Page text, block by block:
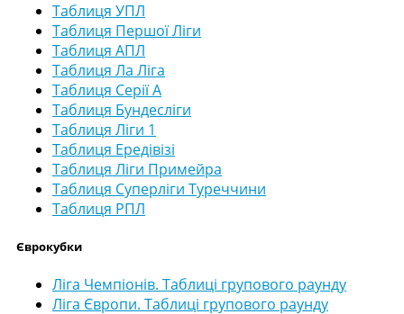
Таблиця УПЛ
Таблиця Першої Ліги
Таблиця АПЛ
Таблиця Ла Ліга
Таблиця Серії А
Таблиця Бундесліги
Таблиця Ліги 1
Таблиця Ередівізі
Таблиця Ліги Примейра
Таблиця Суперліги Туреччини
Таблиця РПЛ
Єврокубки
Ліга Чемпіонів. Таблиці групового раунду
Ліга Європи. Таблиці групового раунду